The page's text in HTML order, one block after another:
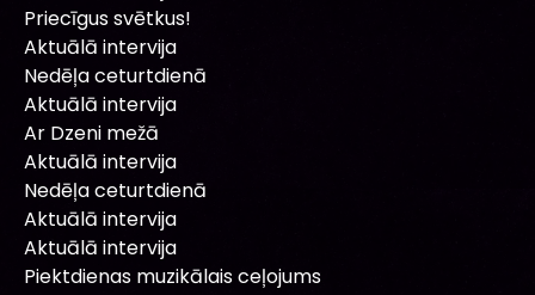
Priecīgus svētkus!
Aktuālā intervija
Nedēļa ceturtdienā
Aktuālā intervija
Ar Dzeni mežā
Aktuālā intervija
Nedēļa ceturtdienā
Aktuālā intervija
Aktuālā intervija
Piektdienas muzikālais ceļojums